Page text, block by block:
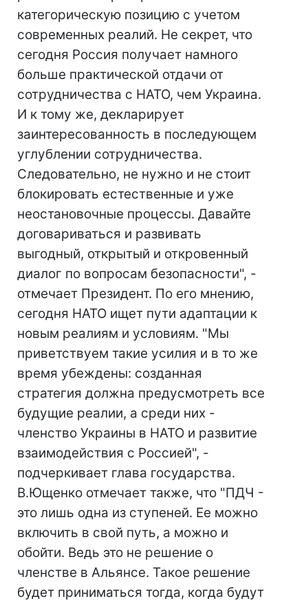
категорическую позицию с учетом
современных реалий. Не секрет, что
сегодня Россия получает намного
больше практической отдачи от
сотрудничества с НАТО, чем Украина.
И к тому же, декларирует
заинтересованность в последующем
углублении сотрудничества.
Следовательно, не нужно и не стоит
блокировать естественные и уже
неостановочные процессы. Давайте
договариваться и развивать
выгодный, открытый и откровенный
диалог по вопросам безопасности", -
отмечает Президент. По его мнению,
сегодня НАТО ищет пути адаптации к
новым реалиям и условиям. "Мы
приветствуем такие усилия и в то же
время убеждены: созданная
стратегия должна предусмотреть все
будущие реалии, а среди них -
членство Украины в НАТО и развитие
взаимодействия с Россией", -
подчеркивает глава государства.
В.Ющенко отмечает также, что "ПДЧ -
это лишь одна из ступеней. Ее можно
включить в свой путь, а можно и
обойти. Ведь это не решение о
членстве в Альянсе. Такое решение
будет приниматься тогда, когда будут